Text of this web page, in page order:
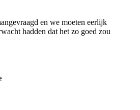
en we moeten eerlijk
hadden dat het zo goed zou